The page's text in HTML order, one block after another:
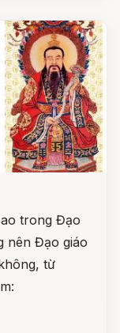
trong Đạo
nên Đạo giáo
từ